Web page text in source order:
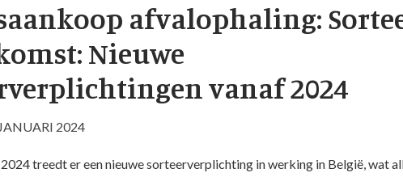
afvalophaling:
Nieuwe
vanaf 2024
2024
treedt er een nieuwe sorteerverplichting in werking in België, wat